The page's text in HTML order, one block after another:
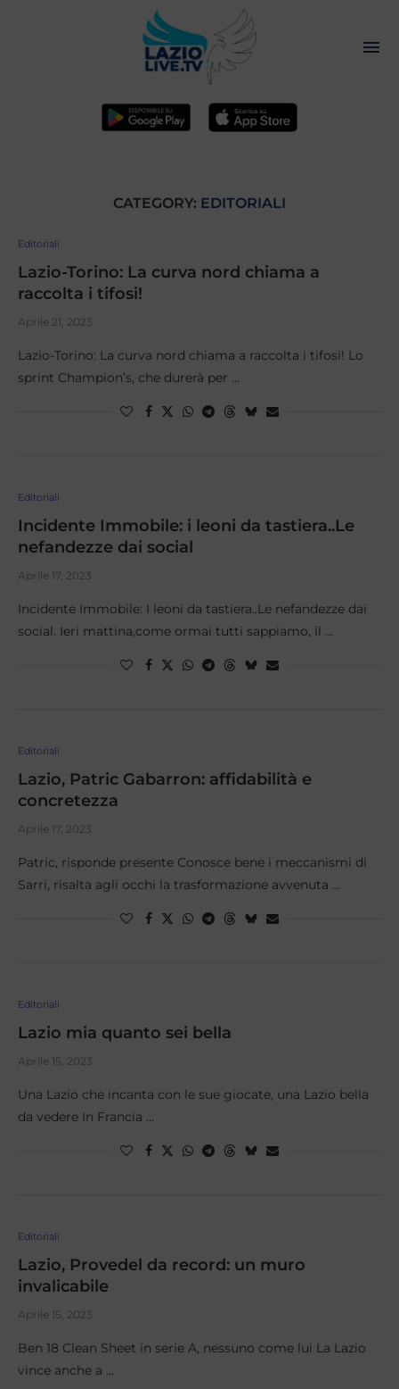
CATEGORY: EDITORIALI
Editoriali
Lazio-Torino: La curva nord chiama a
raccolta i tifosi!
Aprile 21, 2023
Lazio-Torino: La curva nord chiama a raccolta i tifosi! Lo
sprint Champion’s, che durerà per …
Editoriali
Incidente Immobile: i leoni da tastiera..Le
nefandezze dai social
Aprile 17, 2023
Incidente Immobile: I leoni da tastiera..Le nefandezze dai
social. Ieri mattina,come ormai tutti sappiamo, il …
Editoriali
Lazio, Patric Gabarron: affidabilità e
concretezza
Aprile 17, 2023
Patric, risponde presente Conosce bene i meccanismi di
Sarri, risalta agli occhi la trasformazione avvenuta …
Editoriali
Lazio mia quanto sei bella
Aprile 15, 2023
Una Lazio che incanta con le sue giocate, una Lazio bella
da vedere In Francia …
Editoriali
Lazio, Provedel da record: un muro
invalicabile
Aprile 15, 2023
Ben 18 Clean Sheet in serie A, nessuno come lui La Lazio
vince anche a …